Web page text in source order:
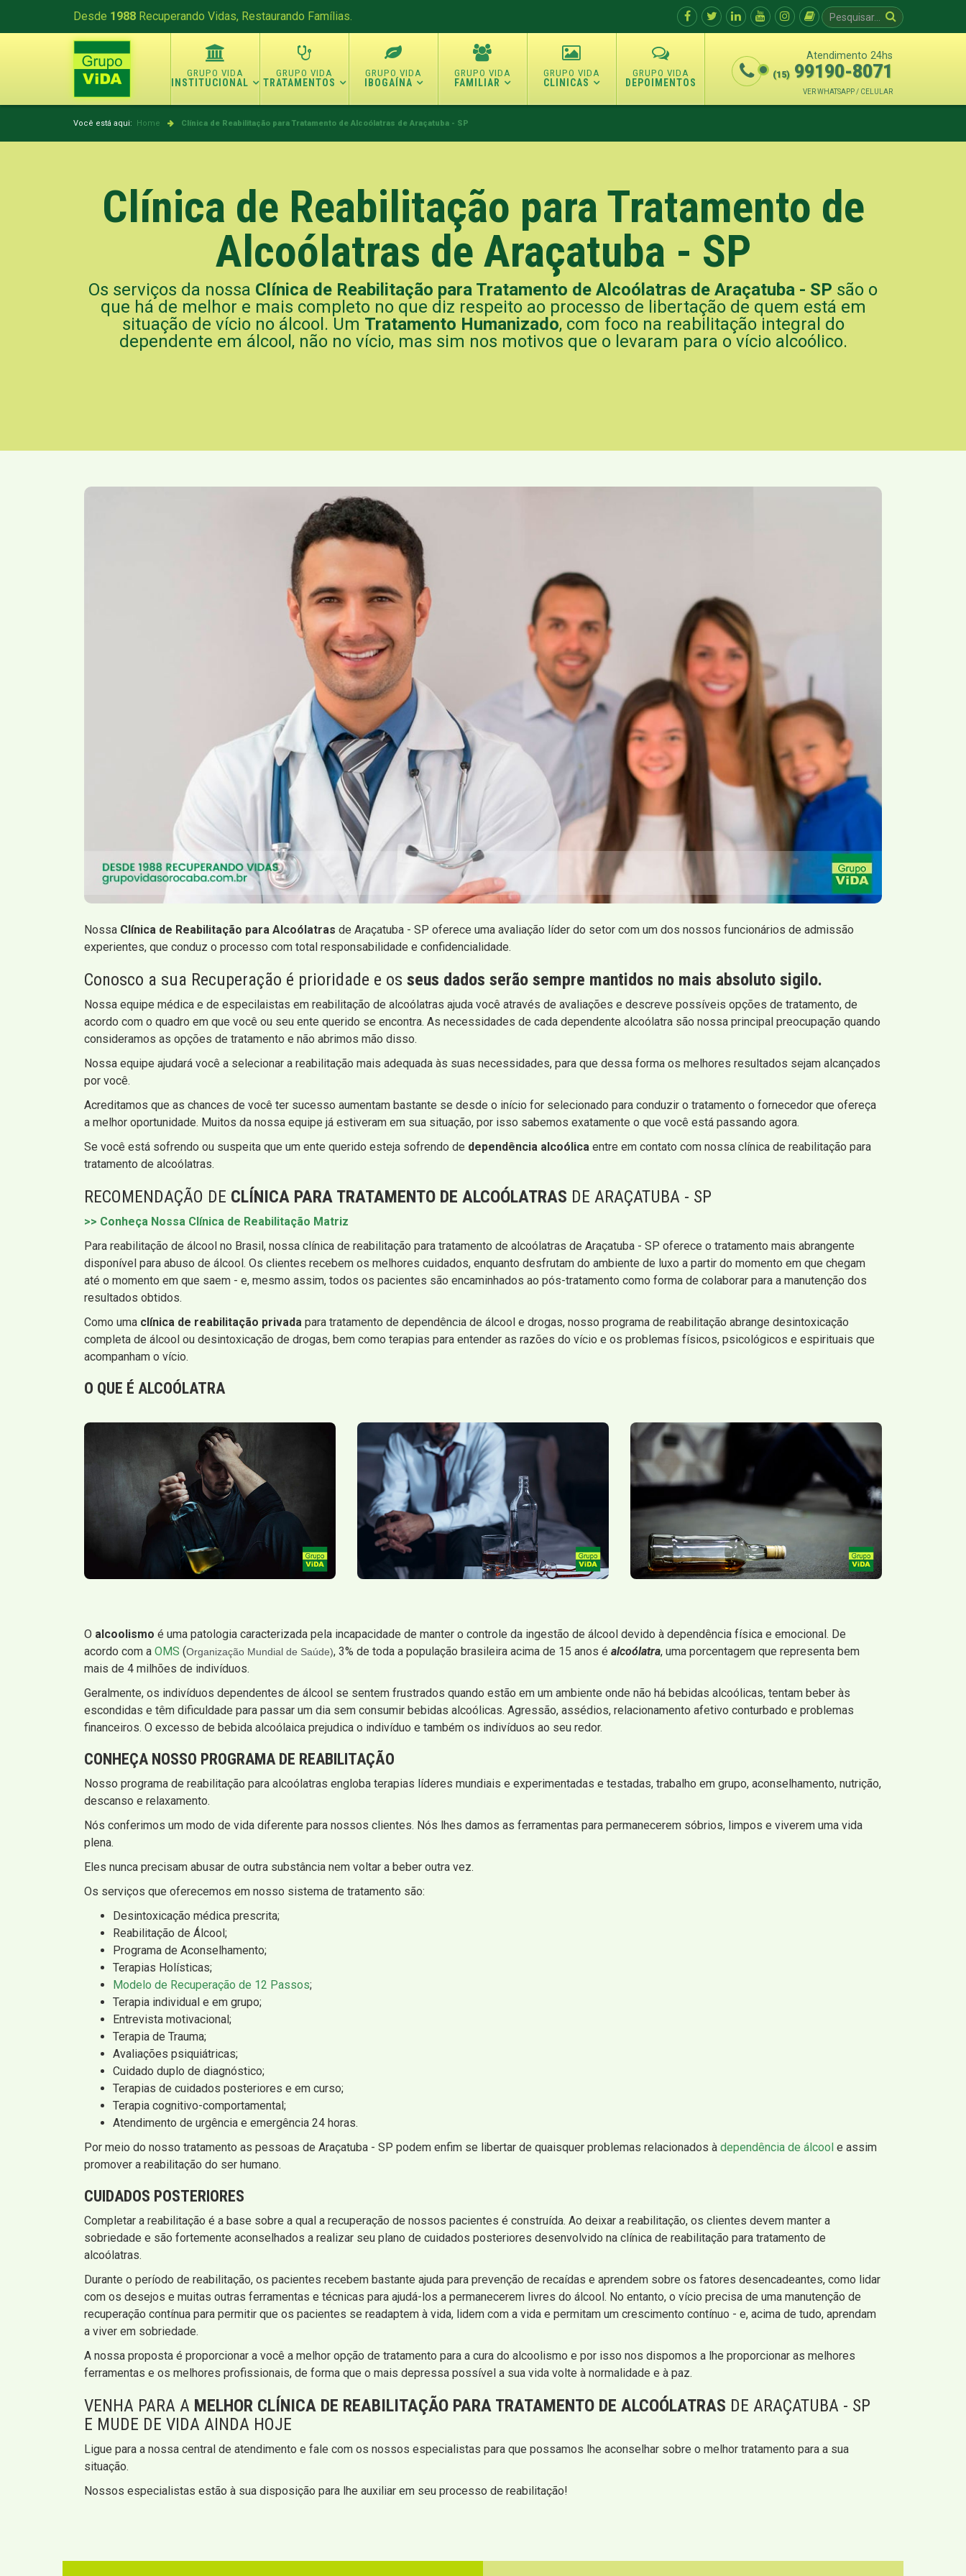
Desde 1988 Recuperando Vidas, Restaurando Famílias.
INSTITUCIONAL TRATAMENTOS IBOGAÍNA FAMILIAR CLINICAS DEPOIMENTOS
Atendimento 24hs
(15) 99190-8071
VER WHATSAPP / CELULAR
Você está aqui: Home Clínica de Reabilitação para Tratamento de Alcoólatras de Araçatuba - SP
Clínica de Reabilitação para Tratamento de
Alcoólatras de Araçatuba - SP
Os serviços da nossa Clínica de Reabilitação para Tratamento de Alcoólatras de Araçatuba - SP são o
que há de melhor e mais completo no que diz respeito ao processo de libertação de quem está em
situação de vício no álcool. Um Tratamento Humanizado, com foco na reabilitação integral do
dependente em álcool, não no vício, mas sim nos motivos que o levaram para o vício alcoólico.
Nossa Clínica de Reabilitação para Alcoólatras de Araçatuba - SP oferece uma avaliação líder do setor com um dos nossos funcionários de admissão
experientes, que conduz o processo com total responsabilidade e confidencialidade.
Conosco a sua Recuperação é prioridade e os seus dados serão sempre mantidos no mais absoluto sigilo.
Nossa equipe médica e de especilaistas em reabilitação de alcoólatras ajuda você através de avaliações e descreve possíveis opções de tratamento, de
acordo com o quadro em que você ou seu ente querido se encontra. As necessidades de cada dependente alcoólatra são nossa principal preocupação quando
consideramos as opções de tratamento e não abrimos mão disso.
Nossa equipe ajudará você a selecionar a reabilitação mais adequada às suas necessidades, para que dessa forma os melhores resultados sejam alcançados
por você.
Acreditamos que as chances de você ter sucesso aumentam bastante se desde o início for selecionado para conduzir o tratamento o fornecedor que ofereça
a melhor oportunidade. Muitos da nossa equipe já estiveram em sua situação, por isso sabemos exatamente o que você está passando agora.
Se você está sofrendo ou suspeita que um ente querido esteja sofrendo de dependência alcoólica entre em contato com nossa clínica de reabilitação para
tratamento de alcoólatras.
RECOMENDAÇÃO DE CLÍNICA PARA TRATAMENTO DE ALCOÓLATRAS DE ARAÇATUBA - SP
>> Conheça Nossa Clínica de Reabilitação Matriz
Para reabilitação de álcool no Brasil, nossa clínica de reabilitação para tratamento de alcoólatras de Araçatuba - SP oferece o tratamento mais abrangente
disponível para abuso de álcool. Os clientes recebem os melhores cuidados, enquanto desfrutam do ambiente de luxo a partir do momento em que chegam
até o momento em que saem - e, mesmo assim, todos os pacientes são encaminhados ao pós-tratamento como forma de colaborar para a manutenção dos
resultados obtidos.
Como uma clínica de reabilitação privada para tratamento de dependência de álcool e drogas, nosso programa de reabilitação abrange desintoxicação
completa de álcool ou desintoxicação de drogas, bem como terapias para entender as razões do vício e os problemas físicos, psicológicos e espirituais que
acompanham o vício.
O QUE É ALCOÓLATRA
O alcoolismo é uma patologia caracterizada pela incapacidade de manter o controle da ingestão de álcool devido à dependência física e emocional. De
acordo com a OMS (Organização Mundial de Saúde), 3% de toda a população brasileira acima de 15 anos é alcoólatra, uma porcentagem que representa bem
mais de 4 milhões de indivíduos.
Geralmente, os indivíduos dependentes de álcool se sentem frustrados quando estão em um ambiente onde não há bebidas alcoólicas, tentam beber às
escondidas e têm dificuldade para passar um dia sem consumir bebidas alcoólicas. Agressão, assédios, relacionamento afetivo conturbado e problemas
financeiros. O excesso de bebida alcoólaica prejudica o indivíduo e também os indivíduos ao seu redor.
CONHEÇA NOSSO PROGRAMA DE REABILITAÇÃO
Nosso programa de reabilitação para alcoólatras engloba terapias líderes mundiais e experimentadas e testadas, trabalho em grupo, aconselhamento, nutrição,
descanso e relaxamento.
Nós conferimos um modo de vida diferente para nossos clientes. Nós lhes damos as ferramentas para permanecerem sóbrios, limpos e viverem uma vida
plena.
Eles nunca precisam abusar de outra substância nem voltar a beber outra vez.
Os serviços que oferecemos em nosso sistema de tratamento são:
Desintoxicação médica prescrita;
Reabilitação de Álcool;
Programa de Aconselhamento;
Terapias Holísticas;
Modelo de Recuperação de 12 Passos;
Terapia individual e em grupo;
Entrevista motivacional;
Terapia de Trauma;
Avaliações psiquiátricas;
Cuidado duplo de diagnóstico;
Terapias de cuidados posteriores e em curso;
Terapia cognitivo-comportamental;
Atendimento de urgência e emergência 24 horas.
Por meio do nosso tratamento as pessoas de Araçatuba - SP podem enfim se libertar de quaisquer problemas relacionados à dependência de álcool e assim
promover a reabilitação do ser humano.
CUIDADOS POSTERIORES
Completar a reabilitação é a base sobre a qual a recuperação de nossos pacientes é construída. Ao deixar a reabilitação, os clientes devem manter a
sobriedade e são fortemente aconselhados a realizar seu plano de cuidados posteriores desenvolvido na clínica de reabilitação para tratamento de
alcoólatras.
Durante o período de reabilitação, os pacientes recebem bastante ajuda para prevenção de recaídas e aprendem sobre os fatores desencadeantes, como lidar
com os desejos e muitas outras ferramentas e técnicas para ajudá-los a permanecerem livres do álcool. No entanto, o vício precisa de uma manutenção de
recuperação contínua para permitir que os pacientes se readaptem à vida, lidem com a vida e permitam um crescimento contínuo - e, acima de tudo, aprendam
a viver em sobriedade.
A nossa proposta é proporcionar a você a melhor opção de tratamento para a cura do alcoolismo e por isso nos dispomos a lhe proporcionar as melhores
ferramentas e os melhores profissionais, de forma que o mais depressa possível a sua vida volte à normalidade e à paz.
VENHA PARA A MELHOR CLÍNICA DE REABILITAÇÃO PARA TRATAMENTO DE ALCOÓLATRAS DE ARAÇATUBA - SP
E MUDE DE VIDA AINDA HOJE
Ligue para a nossa central de atendimento e fale com os nossos especialistas para que possamos lhe aconselhar sobre o melhor tratamento para a sua
situação.
Nossos especialistas estão à sua disposição para lhe auxiliar em seu processo de reabilitação!